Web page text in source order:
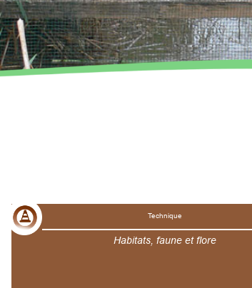
Technique
Habitats, faune et flore